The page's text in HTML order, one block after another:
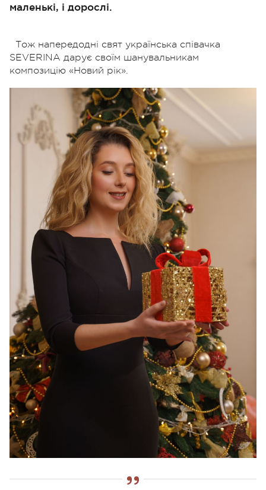
маленькі, і дорослі.
Тож напередодні свят українська співачка
SEVERINA дарує своїм шанувальникам
композицію «Новий рік».